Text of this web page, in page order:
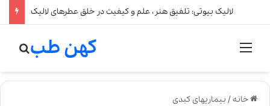
لالیک بیوتی: تلفیق هنر، علم و کیفیت در خلق عطرهای لالیک
منو کهن طب
خانه/ بیماریهای کبدی